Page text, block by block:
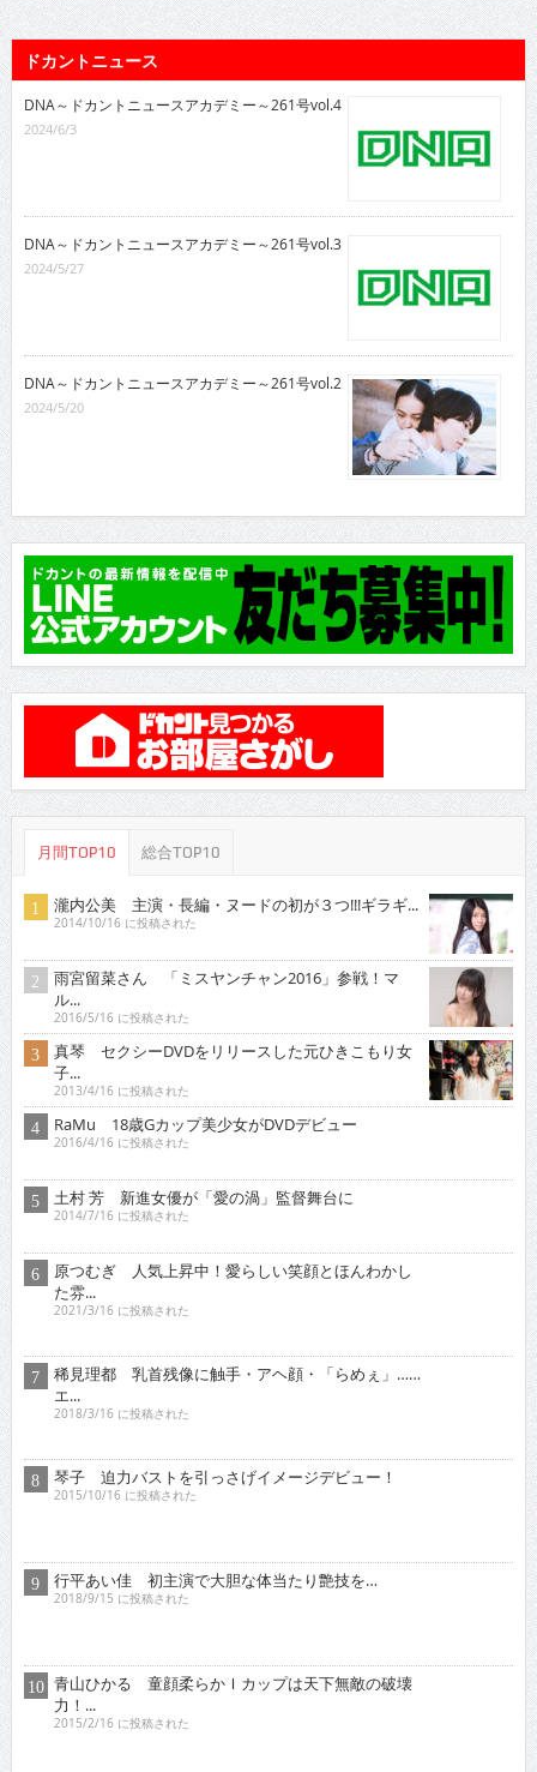
ドカントニュース
DNA～ドカントニュースアカデミー～261号vol.4
2024/6/3
DNA～ドカントニュースアカデミー～261号vol.3
2024/5/27
DNA～ドカントニュースアカデミー～261号vol.2
2024/5/20
月間TOP10 総合TOP10
瀧内公美 主演・長編・ヌードの初が３つ!!!ギラギ...
2014/10/16 に投稿された
雨宮留菜さん 「ミスヤンチャン2016」参戦！マ
ル...
2016/5/16 に投稿された
真琴 セクシーDVDをリリースした元ひきこもり女
子...
2013/4/16 に投稿された
RaMu 18歳Gカップ美少女がDVDデビュー
2016/4/16 に投稿された
土村 芳 新進女優が「愛の渦」監督舞台に
2014/7/16 に投稿された
原つむぎ 人気上昇中！愛らしい笑顔とほんわかし
た雰...
2021/3/16 に投稿された
エ...
2018/3/16 に投稿された
琴子 迫力バストを引っさげイメージデビュー！
行平あい佳 初主演で大胆な体当たり艶技を…
青山ひかる 童顔柔らかＩカップは天下無敵の破壊
力！...
2015/2/16 に投稿された
オススメインタビュー
東京03 シチュエーション・ドラマに出演！苦境を乗...